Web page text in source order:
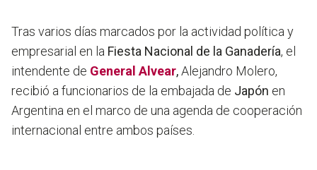
Tras varios días marcados por la actividad política y
empresarial en la Fiesta Nacional de la Ganadería, el
intendente de General Alvear,Alejandro Molero,
recibió a funcionarios de la embajada de Japón en
Argentina en el marco de una agenda de cooperación
internacional entre ambos países.